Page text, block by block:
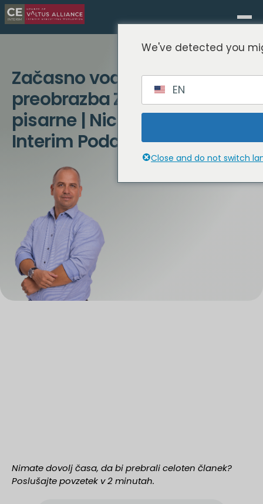
Začasno vodstvo,
preobrazba ZAE in družinske
pisarne | Nick Ayton | CE
Interim Podcast
Nimate dovolj časa, da bi prebrali celoten članek?
Poslušajte povzetek v 2 minutah.
We've detected you
EN
Close and do not switch